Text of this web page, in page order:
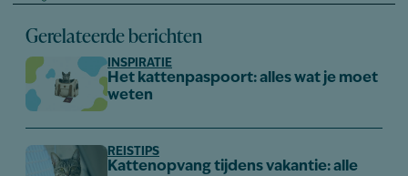
Gerelateerde berichten
INSPIRATIE
Het kattenpaspoort: alles wat je moet
weten
REISTIPS
Kattenopvang tijdens vakantie: alle